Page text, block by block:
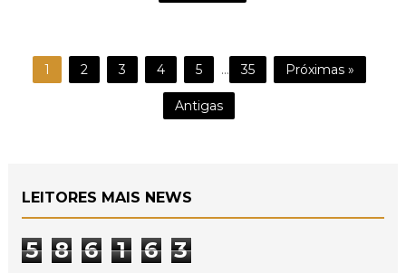
1 2 3 4 5 ... 35 Próximas »
Antigas
LEITORES MAIS NEWS
5 8 6 1 6 3